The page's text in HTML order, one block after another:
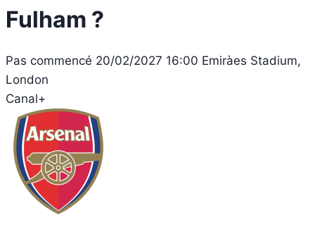
Fulham ?
Pas commencé 20/02/2027 16:00 Emiràes Stadium,
London
Canal+